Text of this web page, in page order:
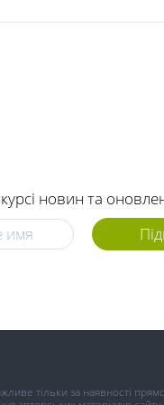
новин та
тільки за наявності